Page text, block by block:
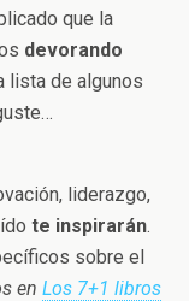
que la
devorando
lista de algunos
liderazgo,
te inspirarán.
sobre el
en Los 7+1 libros